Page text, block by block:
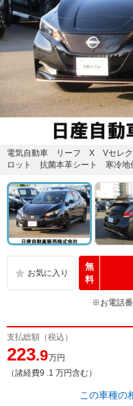
電気自動車 リーフ X Vセレ
ロット 抗菌本革シート 寒冷
無
料
※お電話番
支払総額（税込）
223.9万円
（諸経費9 .1 万円含む）
この車種の